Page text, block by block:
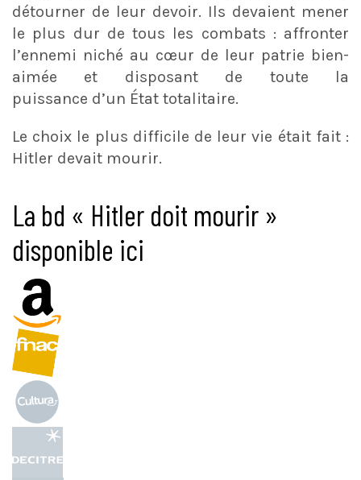
détourner de leur devoir. Ils devaient mener
le plus dur de tous les combats : affronter
l’ennemi niché au cœur de leur patrie bien-
aimée et disposant de toute la
puissance d’un État totalitaire.
Le choix le plus difficile de leur vie était fait :
Hitler devait mourir.
La bd « Hitler doit mourir »
disponible ici